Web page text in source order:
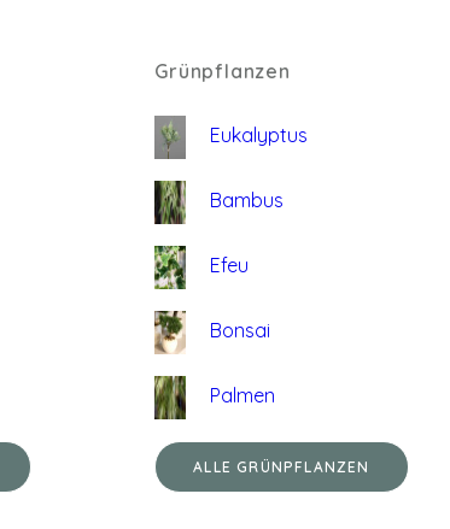
Grünpflanzen
Eukalyptus
Bambus
Efeu
Bonsai
Palmen
ALLE GRÜNPFLANZEN